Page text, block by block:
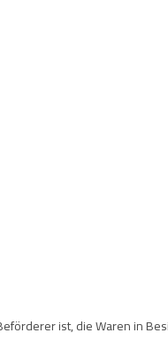
ist, die Waren in